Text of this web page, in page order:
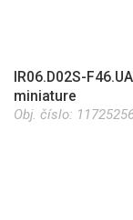
IR06.D02S-
miniature
Obj. číslo: 11725256